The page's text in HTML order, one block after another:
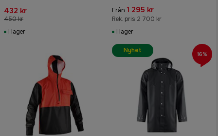
432 kr
450 kr
I lager
Oak
Från 1 295 kr
Rek. pris 2 700 kr
I lager
Nyhet 16%